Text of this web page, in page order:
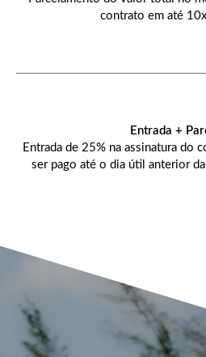
contrato em até
Entrada +
Entrada de 25% na assinatura do
ser pago até o dia útil anterior